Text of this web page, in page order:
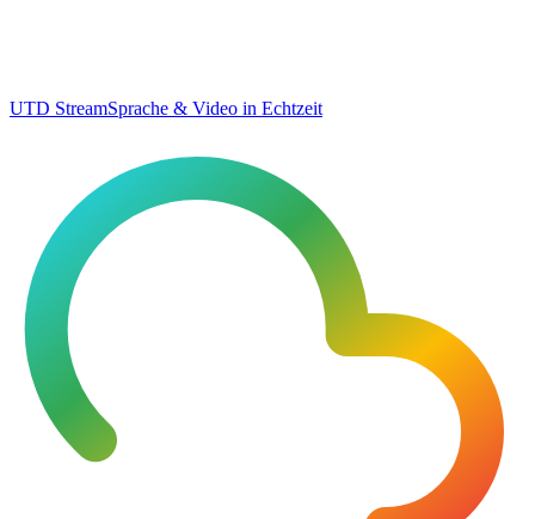
UTD StreamSprache & Video in Echtzeit